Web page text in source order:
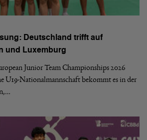
Deutschland trifft auf
und Luxemburg
Junior Team Championships 2026
U19-Nationalmannschaft bekommt es in der